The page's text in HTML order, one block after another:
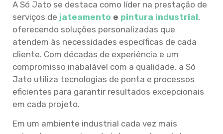
A Só Jato se destaca como líder na prestação de
serviços de jateamento e pintura industrial,
oferecendo soluções personalizadas que
atendem às necessidades específicas de cada
cliente. Com décadas de experiência e um
compromisso inabalável com a qualidade, a Só
Jato utiliza tecnologias de ponta e processos
eficientes para garantir resultados excepcionais
em cada projeto.
Em um ambiente industrial cada vez mais